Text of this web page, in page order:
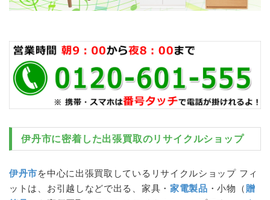
伊丹市に密着した出張買取のリサイクルショップ
伊丹市を中心に出張買取しているリサイクルショップ フィ
ットは、 お引越し などで出る、家具・ 家電製品 ・小物（ 贈